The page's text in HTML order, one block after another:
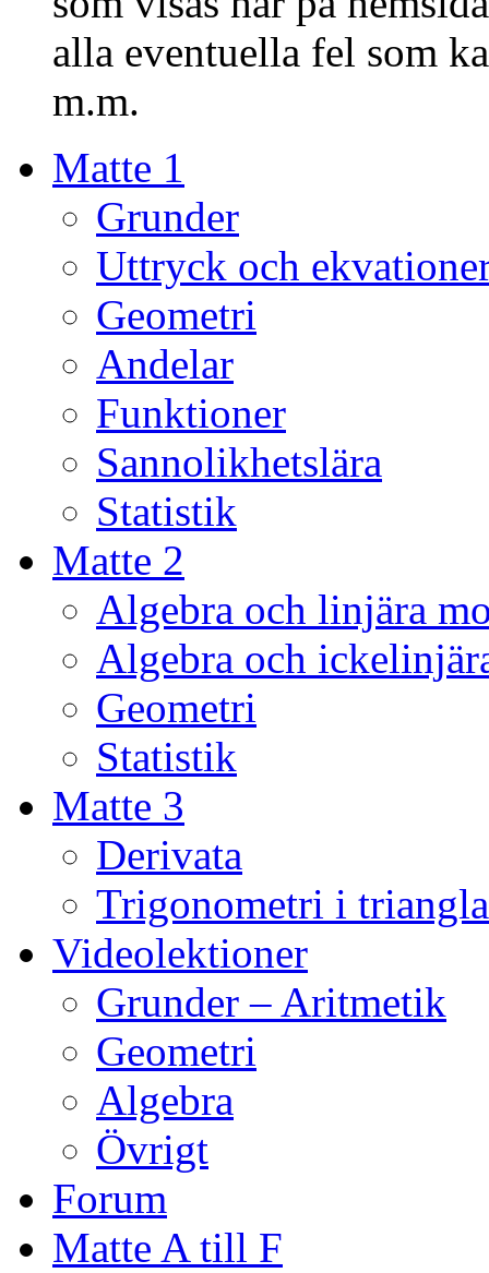
alla eventuella fel som
m.m.
Matte 1
Grunder
Uttryck och
Geometri
Andelar
Funktioner
Sannolikhetslära
Statistik
Matte 2
Algebra och linjära
Algebra och
Geometri
Statistik
Matte 3
Derivata
Trigonometri i
Videolektioner
Grunder – Aritmetik
Geometri
Algebra
Övrigt
Forum
Matte A till F